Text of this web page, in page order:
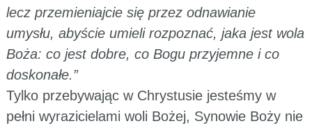
lecz przemieniajcie się przez odnawianie
umysłu, abyście umieli rozpoznać, jaka jest wola
Boża: co jest dobre, co Bogu przyjemne i co
doskonałe.”
Tylko przebywając w Chrystusie jesteśmy w
pełni wyrazicielami woli Bożej, Synowie Boży nie